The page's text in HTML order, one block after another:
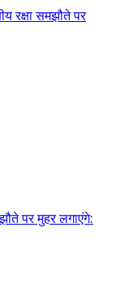
रक्षा समझौते पर
पर मुहर लगाएंगे: